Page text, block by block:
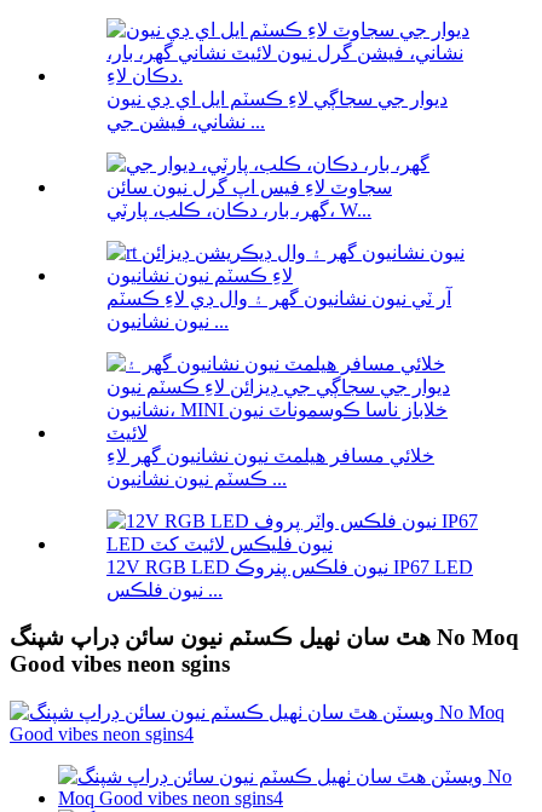
ديوار جي سجاڳي لاءِ ڪسٽم ايل اي ڊي نيون
نشاني، فيشن جي ...
گهر، بار، دڪان، ڪلب، پارٽي، W...
آر ٽي نيون نشانيون گھر ۽ وال ڊي لاءِ ڪسٽم
نيون نشانيون ...
خلائي مسافر هيلمٽ نيون نشانيون گهر لاءِ
ڪسٽم نيون نشانيون ...
12V RGB LED نيون فلڪس پنروڪ IP67 LED
نيون فلڪس ...
هٿ سان ٺهيل ڪسٽم نيون سائن ڊراپ شپنگ No Moq
Good vibes neon sgins